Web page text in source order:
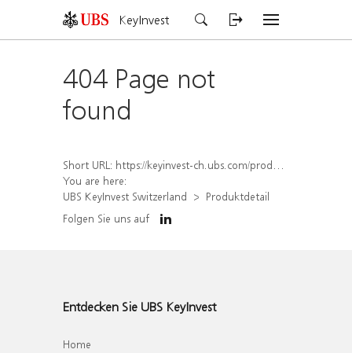
KeyInvest
404 Page not
found
Short URL: https://keyinvest-ch.ubs.com/produkt/detail/index/isin/CH1570354485
You are here:
UBS KeyInvest Switzerland
Produktdetail
Folgen Sie uns auf
Entdecken Sie UBS KeyInvest
Home